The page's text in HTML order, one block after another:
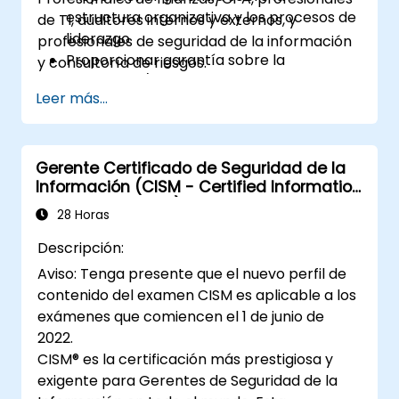
estructura organizativa y los procesos de
liderazgo
Proporcionar garantía sobre la
implementación de activos de TI
Proporcionar garantía sobre las
operaciones de TI, incluidas las
operaciones de servicio y terceros
Proporcionar garantía sobre las políticas,
estándares, procedimientos y controles
asegurar la confidencialidad, integridad y
disponibilidad de los activos de
información.
de TI, auditores internos y externos, y
profesionales de seguridad de la información
y consultoría de riesgos.
Leer más...
Gerente Certificado de Seguridad de la
Información (CISM - Certified Information
Security Manager)
28 Horas
Descripción:
Aviso: Tenga presente que el nuevo perfil de
contenido del examen CISM es aplicable a los
exámenes que comiencen el 1 de junio de
2022.
CISM® es la certificación más prestigiosa y
exigente para Gerentes de Seguridad de la